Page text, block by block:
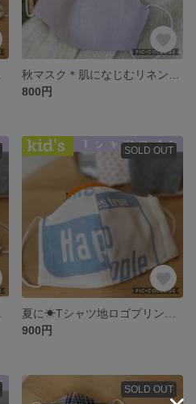
800円
SOLD OUT
900円
SOLD OUT